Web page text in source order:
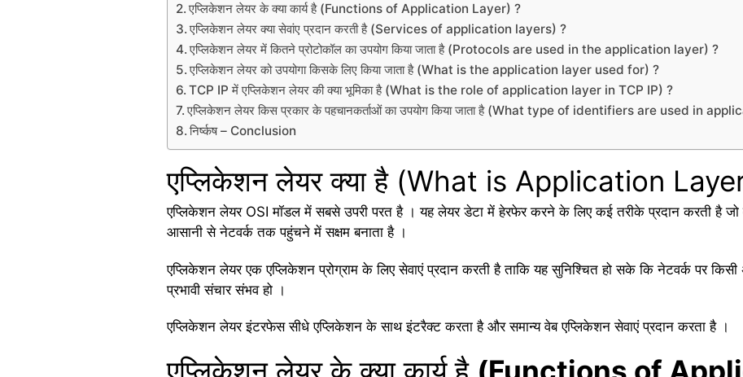
एप्लिकेशन लेयर के क्या कार्य है (Functions of Application Layer) ?
एप्लिकेशन लेयर क्या सेवांए प्रदान करती है (Services of application layers) ?
एप्लिकेशन लेयर में कितने प्रोटोकॉल का उपयोग किया जाता है (Protocols are used in the application layer) ?
एप्लिकेशन लेयर को उपयोगा किसके लिए किया जाता है (What is the application layer used for) ?
TCP IP में एप्लिकेशन लेयर की क्या भूमिका है (What is the role of application layer in TCP IP) ?
एप्लिकेशन लेयर किस प्रकार के पहचानकर्ताओं का उपयोग किया जाता है (What type of identifiers are used in
निर्ष्कष – Conclusion
एप्लिकेशन लेयर क्या है (What is Application
एप्लिकेशन लेयर OSI मॉडल में सबसे उपरी परत है । यह लेयर डेटा में हेरफेर करने के लिए कई तरीके प्रदान करती है जो
आसानी से नेटवर्क तक पहुंचने में सक्षम बनाता है ।
एप्लिकेशन लेयर एक एप्लिकेशन प्रोग्राम के लिए सेवाएं प्रदान करती है ताकि यह सुनिश्चित हो सके कि नेटवर्क पर
प्रभावी संचार संभव हो ।
एप्लिकेशन लेयर इंटरफेस सीधे एप्लिकेशन के साथ इंटरैक्ट करता है और समान्य वेब एप्लिकेशन सेवाएं प्रदान करता है ।